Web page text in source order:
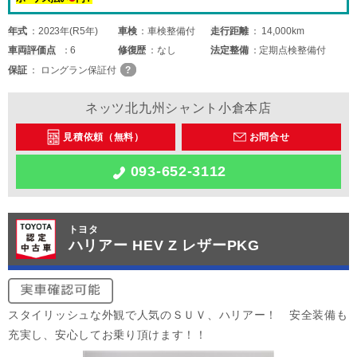
年式 2023年(R5年) 車検 車検整備付 走行距離
14,000km
車両評価点 6 修復歴 なし 法定整備
定期点検整備付
保証
ロングラン保証付
ネッツ北九州シャント小倉本店
見積依頼（無料） お問合せ
093-652-3112
トヨタ
ハリアー HEV Z レザーPKG
スタイリッシュな外観で人気のＳＵＶ、ハリアー！ 安全装備も
充実し、安心してお乗り頂けます！！